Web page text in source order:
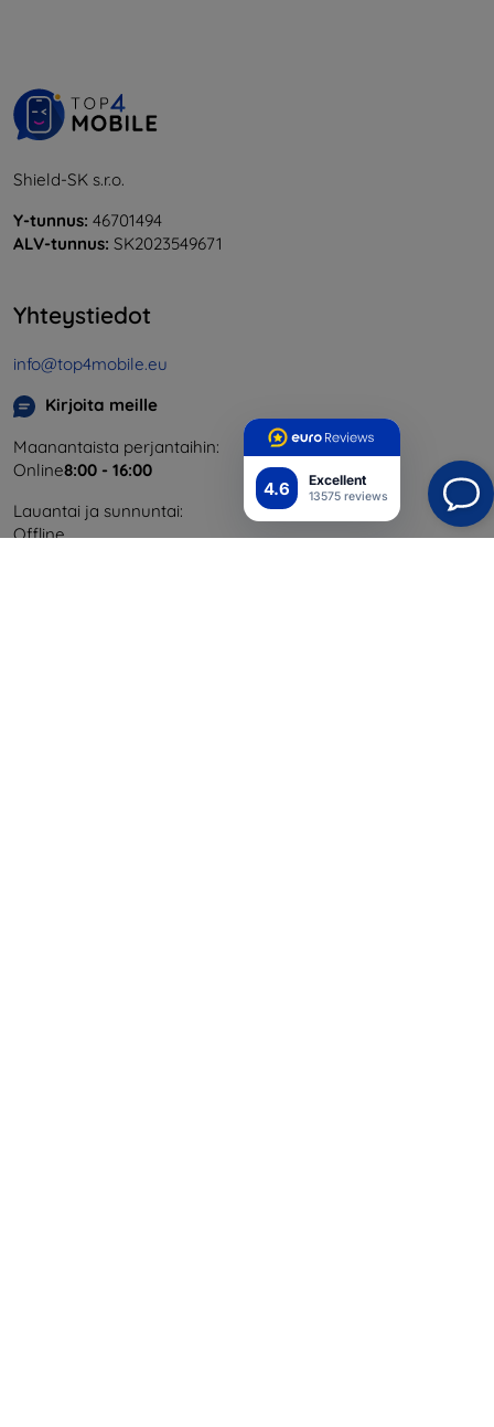
4.6 Excellent
13575 reviews
Shield-SK s.r.o.
Y-tunnus: 46701494
ALV-tunnus: SK2023549671
Yhteystiedot
info@top4mobile.eu
Kirjoita meille
Maanantaista perjantaihin:
Online8:00 - 16:00
Lauantai ja sunnuntai:
Offline